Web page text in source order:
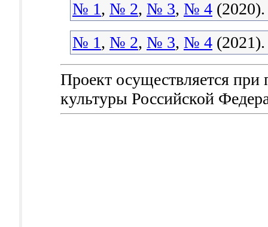
№ 1, № 2, № 3, № 4 (2020).
№ 1, № 2, № 3, № 4 (2021).
Проект осуществляется
культуры Российской